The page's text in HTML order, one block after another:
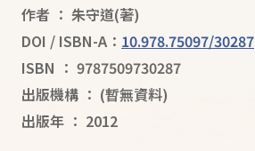
作者 ： 朱守道(著)
DOI / ISBN-A： 10.978.75097/30287
ISBN ： 9787509730287
出版機構 ： (暫無資料)
出版年 ： 2012